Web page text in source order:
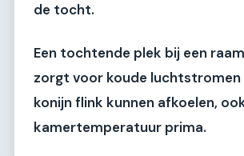
de tocht.
Een tochtende plek bij een
zorgt voor koude luchtstromen
konijn flink kunnen afkoelen,
kamertemperatuur prima.